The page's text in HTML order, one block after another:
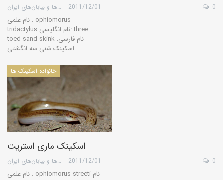
گروه کویرها و بیابان‌های ایران 2011/12/01 0
نام علمی : ophiomorus
tridactylus نام انگلیسی: three
toed sand skink نام فارسی:
اسکینک شنی سه انگشتی …
خانواده اسکینک ها
اسکینک ماری استریت
گروه کویرها و بیابان‌های ایران 2011/12/01 0
نام علمی : ophiomorus streeti نام